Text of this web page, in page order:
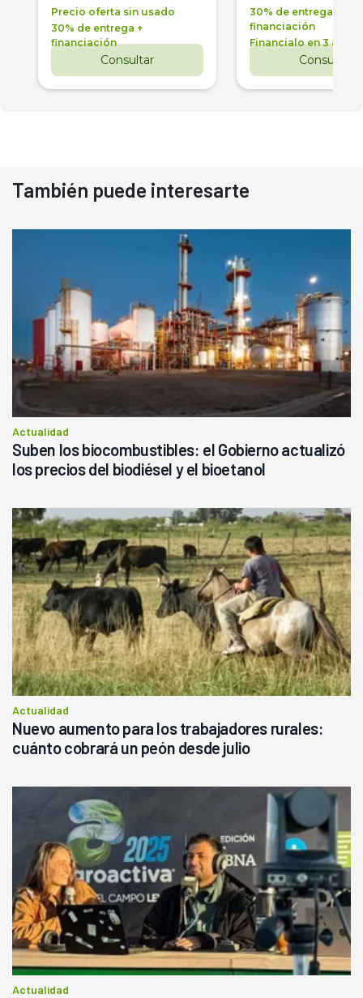
Precio oferta sin usado
30% de entrega +
financiación
Consultar
30% de entrega +
financiación
Financialo en 3 años
Consultar
También puede interesarte
Actualidad
Suben los biocombustibles: el Gobierno actualizó
los precios del biodiésel y el bioetanol
Actualidad
Nuevo aumento para los trabajadores rurales:
cuánto cobrará un peón desde julio
Actualidad